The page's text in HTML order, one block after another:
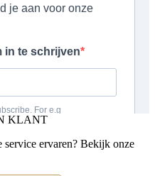
KLANT
ervaren? Bekijk onze